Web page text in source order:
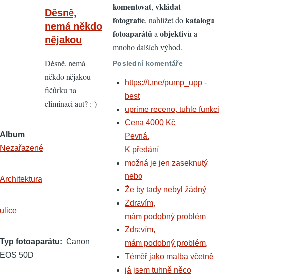
In
reply
to
Taky
tě
štvou
všude
Děsně,
nemá někdo
nějakou
Děsně, nemá
někdo nějakou
fičůrku na
eliminaci aut? :-)
Album
Nezařazené
Architektura
ulice
Typ fotoaparátu
Canon
EOS 50D
komentovat, vkládat
fotografie, nahlížet dokatalogu
fotoaparátůa objektivůa
mnoho dalších výhod.
Poslední komentáře
https://t.me/pump_upp -
best
uprime receno, tuhle funkci
Cena 4000 Kč
Pevná.
K předání
možná je jen zaseknutý
nebo
Že by tady nebyl žádný
Zdravím,
mám podobný problém
Zdravím,
mám podobný problém,
Téměř jako malba včetně
já jsem tuhně něco